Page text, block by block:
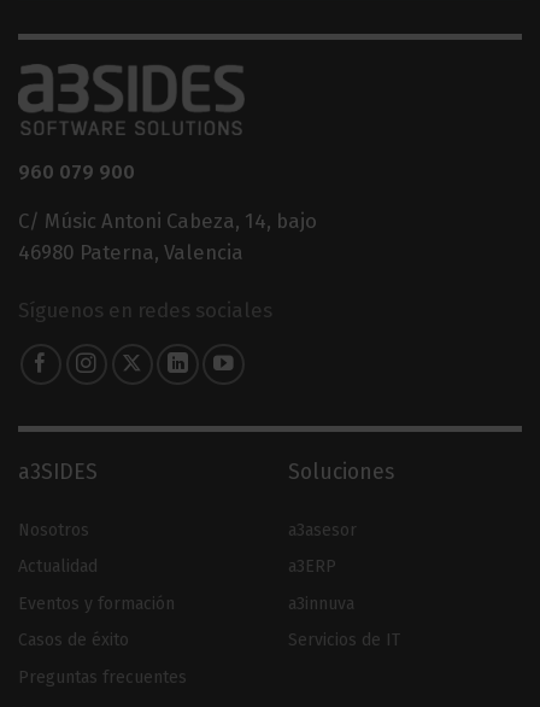
960 079 900
C/ Músic Antoni Cabeza, 14, bajo
46980 Paterna, Valencia
Síguenos en redes sociales
a3SIDES
Nosotros
Actualidad
Eventos y formación
Casos de éxito
Preguntas frecuentes
Soluciones
a3asesor
a3ERP
a3innuva
Servicios de IT